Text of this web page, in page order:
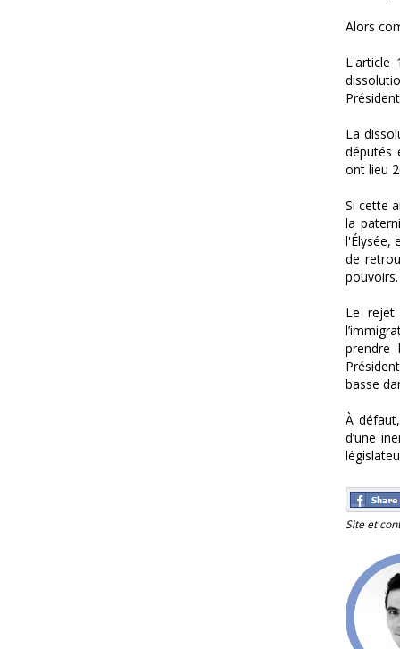
Alors
L'article
La
députés
ont lieu
Si cette
la
l'Élysée,
de
pouvoirs.
Le
prendre
basse
À
d’une
Site et